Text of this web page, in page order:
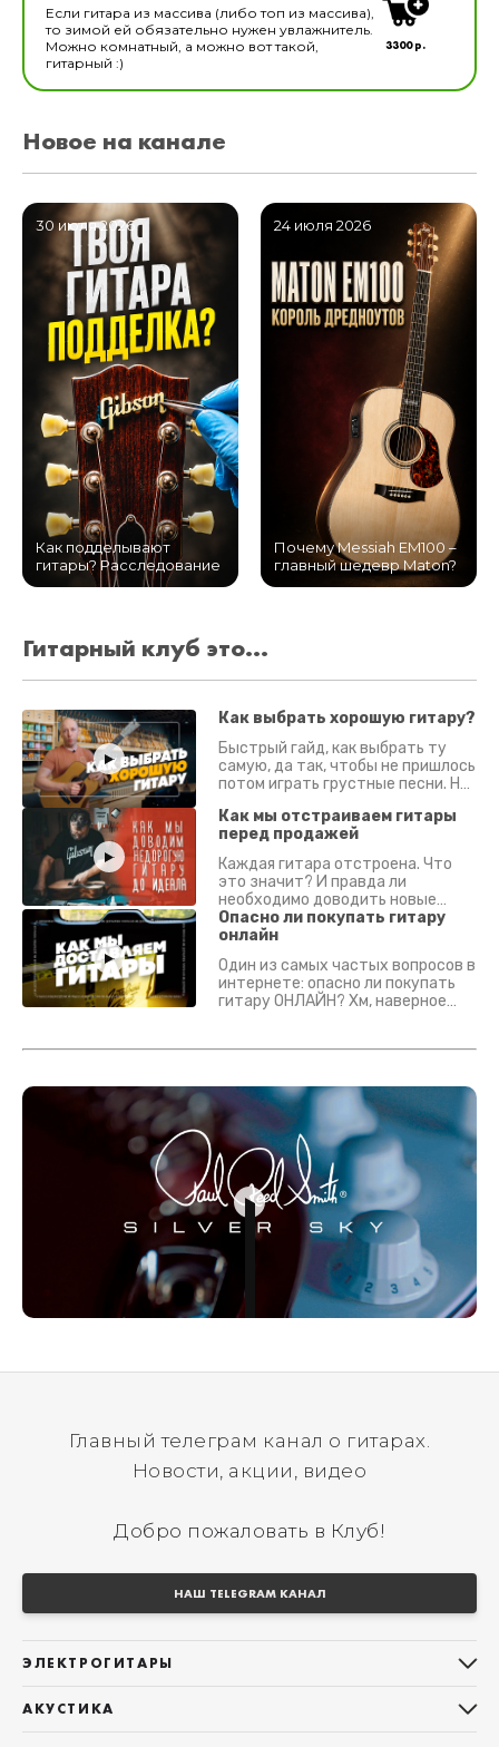
Если гитара из массива (либо топ из массива),
то зимой ей обязательно нужен увлажнитель.
Можно комнатный, а можно вот такой,
гитарный :)
3300 р.
Новое на канале
30 июля 2026
Как подделывают
гитары? Расследование
24 июля 2026
Почему Messiah EM100 –
главный шедевр Maton?
Гитарный клуб это...
Как выбрать хорошую гитару?
Быстрый гайд, как выбрать ту
самую, да так, чтобы не пришлось
потом играть грустные песни. На
Как мы отстраиваем гитары
перед продажей
Каждая гитара отстроена. Что
это значит? И правда ли
необходимо доводить новые
гитары? Если кратко - да.
Подробно - в видео :)
Опасно ли покупать гитару
онлайн
Один из самых частых вопросов в
интернете: опасно ли покупать
гитару ОНЛАЙН? Хм, наверное
застрахован. Случись что -
Главный телеграм канал о гитарах.
Новости, акции, видео
Добро пожаловать в Клуб!
НАШ TELEGRAM КАНАЛ
ЭЛЕКТРОГИТАРЫ
АКУСТИКА